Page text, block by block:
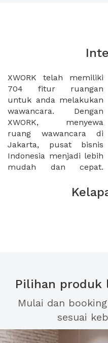
XWORK telah memiliki
704 fitur ruangan
untuk anda melakukan
wawancara. Dengan
XWORK, menyewa
ruang wawancara di
Jakarta, pusat bisnis
Indonesia menjadi lebih
mudah dan cepat.
Temukan akses koleksi
lokasi unik yang belum
pernah anda temukan
dan buat pertemuan
anda dengan calon
karyawan anda lebih
Pilihan produk
Mulai dan
sesuai